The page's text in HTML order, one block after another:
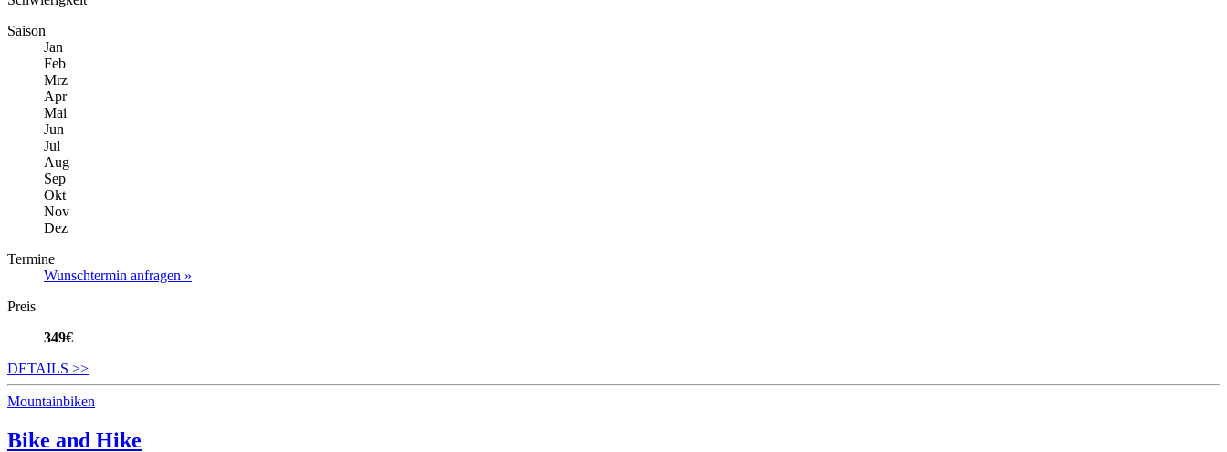
Saison
Jan
Feb
Mrz
Apr
Mai
Jun
Jul
Aug
Sep
Okt
Nov
Dez
Termine
Wunschtermin anfragen »
Preis
349€
DETAILS >>
Kategorien
Mountainbiken
Bike and Hike